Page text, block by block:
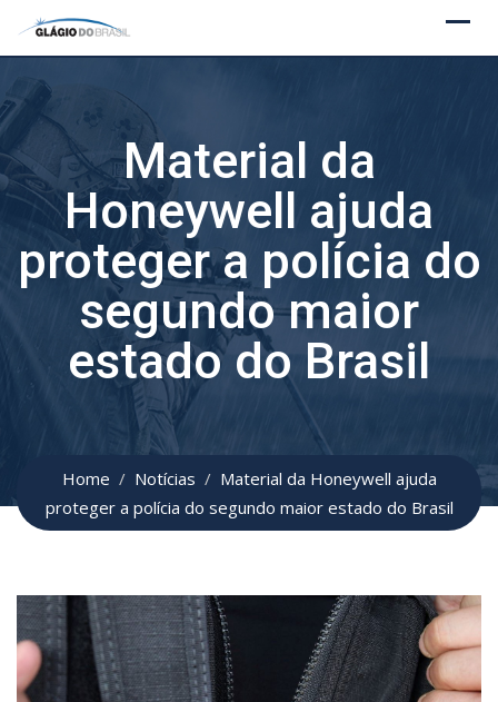
Material da
Honeywell ajuda
proteger a polícia do
segundo maior
estado do Brasil
Home Notícias
Material da Honeywell ajuda
proteger a polícia do segundo maior estado do Brasil